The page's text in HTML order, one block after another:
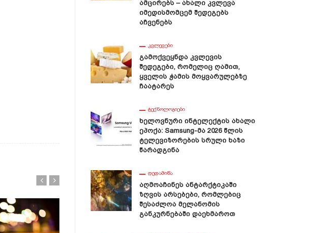
Ამცირებს – Ახალი Კვლევა
Იმედისმომცემ Შედეგებს
Აჩვენებს
ᲙᲕᲚᲔᲕᲔᲑᲘ
Გამოქვეყნდა Კვლევის
Შედეგები, Რომელიც Ღამით,
Ყველის Ჭამის Მოყვარულებზე
Ჩაატარეს
ᲢᲔᲥᲜᲝᲚᲝᲒᲘᲔᲑᲘ
Ხელოვნური Ინტელექტის Ახალი
Ეპოქა: Samsung-Მა 2026 Წლის
Ტელევიზორების Სრული Ხაზი
Წარადგინა
ᲓᲔᲓᲐᲛᲘᲬᲐ
Აღმოაჩინეს Ანტარქტიკაში
Ზღვის Არსებები, Რომლებიც
Შესაძლოა Მელანომის
Განკურნებაში Დაეხმაროთ